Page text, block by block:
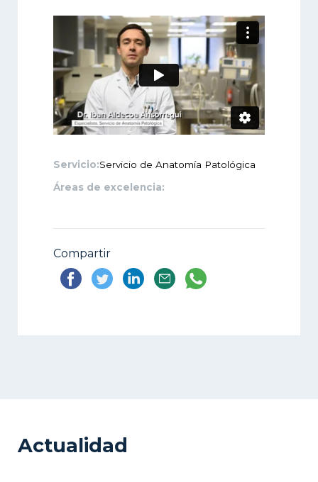
Servicio:Servicio de Anatomía Patológica
Áreas de excelencia:
Compartir
Actualidad